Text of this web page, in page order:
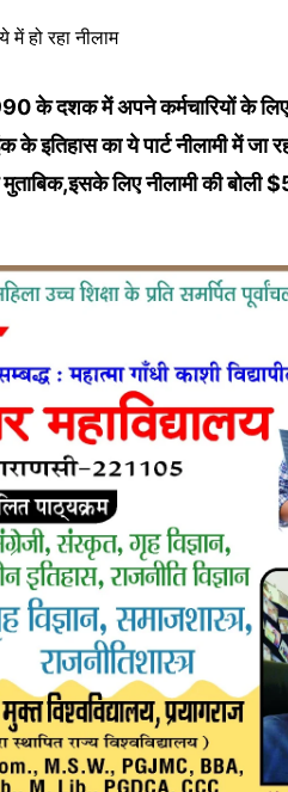
के दशक में अपने कर्मचारियों के
का ये पार्ट नीलामी में जा
लिए नीलामी की